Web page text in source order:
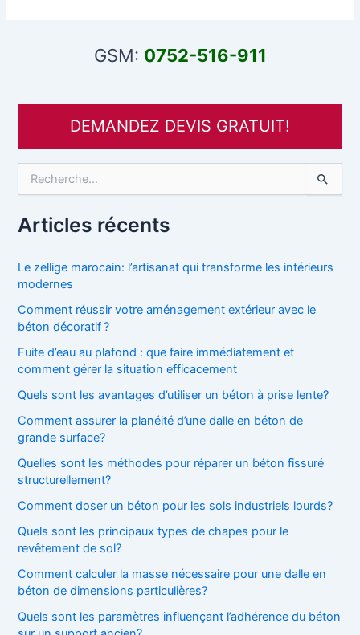
GSM: 0752-516-911
DEMANDEZ DEVIS GRATUIT!
h
e
c
h
r
:
Articles récents
Le zellige marocain: l’artisanat qui transforme les intérieurs
modernes
Comment réussir votre aménagement extérieur avec le
béton décoratif ?
Fuite d’eau au plafond : que faire immédiatement et
comment gérer la situation efficacement
Quels sont les avantages d’utiliser un béton à prise lente?
Comment assurer la planéité d’une dalle en béton de
grande surface?
Quelles sont les méthodes pour réparer un béton fissuré
structurellement?
Comment doser un béton pour les sols industriels lourds?
Quels sont les principaux types de chapes pour le
revêtement de sol?
Comment calculer la masse nécessaire pour une dalle en
béton de dimensions particulières?
Quels sont les paramètres influençant l’adhérence du béton